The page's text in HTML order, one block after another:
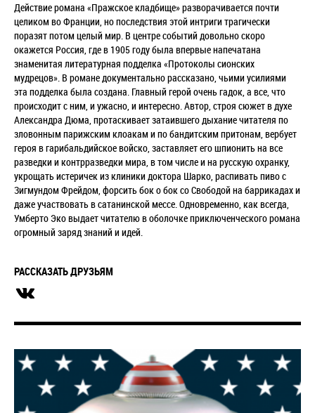
Действие романа «Пражское кладбище» разворачивается почти
целиком во Франции, но последствия этой интриги трагически
поразят потом целый мир. В центре событий довольно скоро
окажется Россия, где в 1905 году была впервые напечатана
знаменитая литературная подделка «Протоколы сионских
мудрецов». В романе документально рассказано, чьими усилиями
эта подделка была создана. Главный герой очень гадок, а все, что
происходит с ним, и ужасно, и интересно. Автор, строя сюжет в духе
Александра Дюма, протаскивает затаившего дыхание читателя по
зловонным парижским клоакам и по бандитским притонам, вербует
героя в гарибальдийское войско, заставляет его шпионить на все
разведки и контрразведки мира, в том числе и на русскую охранку,
укрощать истеричек из клиники доктора Шарко, распивать пиво с
Зигмундом Фрейдом, форсить бок о бок со Свободой на баррикадах и
даже участвовать в сатанинской мессе. Одновременно, как всегда,
Умберто Эко выдает читателю в оболочке приключенческого романа
огромный заряд знаний и идей.
РАССКАЗАТЬ ДРУЗЬЯМ